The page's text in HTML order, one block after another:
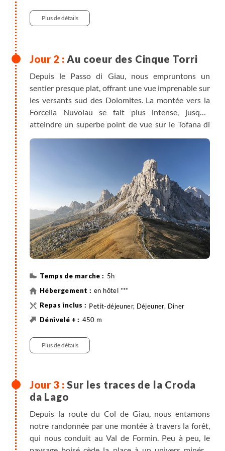
Plus de détails
Au coeur des Cinque Torri
Depuis le Passo di Giau, nous empruntons un
sentier presque plat, offrant une vue imprenable sur
les versants sud des Dolomites. La montée vers la
Forcella Nuvolau se fait plus intense, jusqu'à
atteindre un superbe point de vue sur le Tofana di
Torri, dont la majesté se révèle à mesure que l'on s'en
approche. Nous revenons ensuite au point de départ
en contournant le massif par un itinéraire plus
Si vous utilisez votre véhicule personnel, le trajet
jusqu’au point de départ de la randonnée prendra
environ 30 minutes à l’aller et 30 minutes au retour.
5h
en hôtel ***
Petit-déjeuner, Déjeuner, Diner
450 m
Minibus
Randonnée
Plus de détails
Sur les traces de la Croda
da Lago
Depuis la route du Col de Giau, nous entamons
notre randonnée par une montée à travers la forêt,
qui nous conduit au Val de Formin. Peu à peu, le